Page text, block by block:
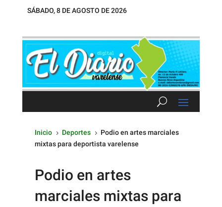
SÁBADO, 8 DE AGOSTO DE 2026
Inicio 5 Deportes 5 Podio en artes marciales
mixtas para deportista varelense
Podio en artes
marciales mixtas para